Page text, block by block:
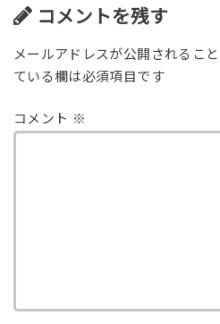
コメントを残す
メールアドレスが公開されること
ている欄は必須項目です
コメント ※